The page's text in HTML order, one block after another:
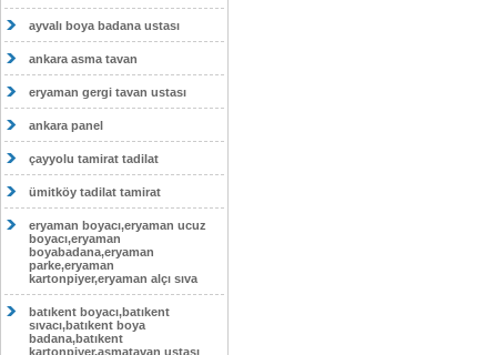
ayvalı boya badana ustası
ankara asma tavan
eryaman gergi tavan ustası
ankara panel
çayyolu tamirat tadilat
ümitköy tadilat tamirat
eryaman boyacı,eryaman ucuz
boyacı,eryaman
boyabadana,eryaman
parke,eryaman
kartonpiyer,eryaman alçı sıva
batıkent boyacı,batıkent
sıvacı,batıkent boya
badana,batıkent
kartonpiyer,asmatavan ustası